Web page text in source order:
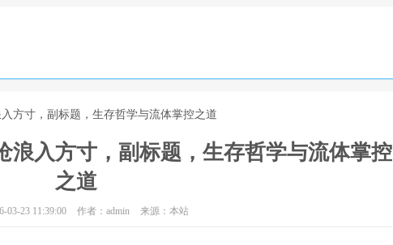
方寸，副标题，生存哲学与流体掌控之道
浪入方寸，副标题，生存哲学与流体掌控
之道
03-23 11:39:00 作者：admin 来源：本站